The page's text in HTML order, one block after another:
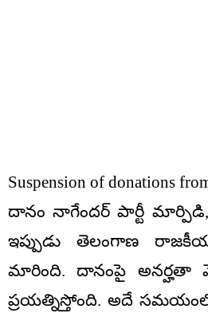
Suspension of donations
దానం నాగేందర్ పార్టీ మార్పిడి,
ఇప్పుడు తెలంగాణ
మారింది. దానంపై అనర్హతా
ప్రయత్నిస్తోంది. అదే